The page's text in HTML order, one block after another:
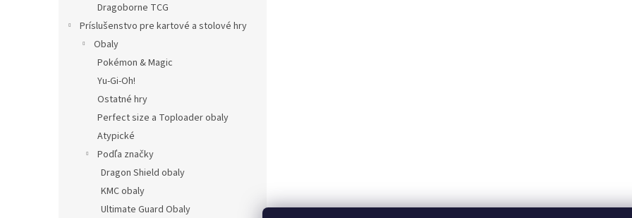
Dragoborne TCG
Príslušenstvo pre kartové a stolové hry
Obaly
Pokémon & Magic
Yu-Gi-Oh!
Ostatné hry
Perfect size a Toploader obaly
Atypické
Podľa značky
Dragon Shield obaly
KMC obaly
Ultimate Guard Obaly